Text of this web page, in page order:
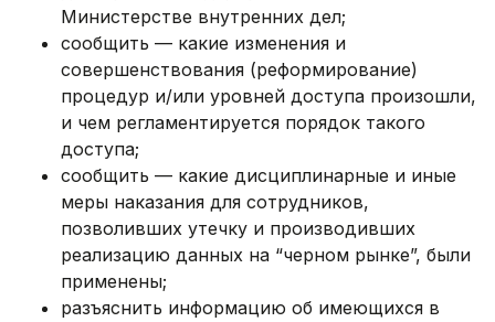
Министерстве внутренних дел;
сообщить — какие изменения и
совершенствования (реформирование)
процедур и/или уровней доступа произошли,
и чем регламентируется порядок такого
доступа;
сообщить — какие дисциплинарные и иные
меры наказания для сотрудников,
позволивших утечку и производивших
реализацию данных на “черном рынке”, были
применены;
разъяснить информацию об имеющихся в